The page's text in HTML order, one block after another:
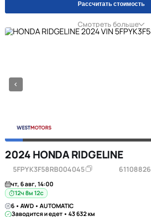
Рассчитать стоимость
Смотреть больше
2024 HONDA RIDGELINE
5FPYK3F58RB004045 61108826
чт, 6 авг, 14:00
12ч 8м 11с
6 • AWD • AUTOMATIC
Заводится и едет • 43 632 км